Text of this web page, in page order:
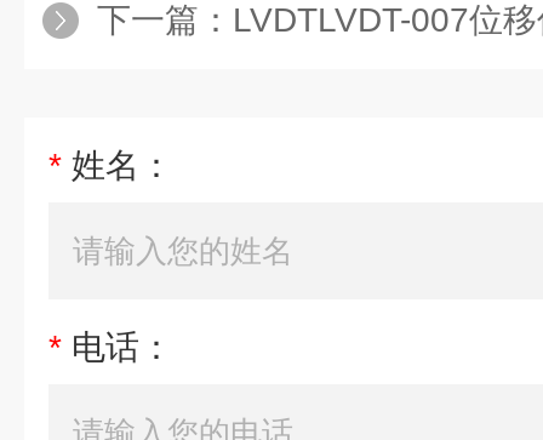
下一篇： LVDTLVDT-007位
* 姓名：
* 电话：